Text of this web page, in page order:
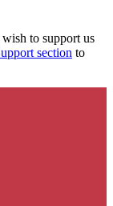
to support us
section to